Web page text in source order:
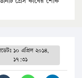
১০ এপ্রিল ২০১৪,
১৭:৩১